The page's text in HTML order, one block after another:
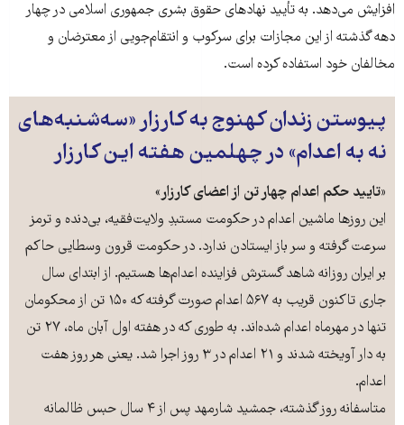
افزایش می‌دهد. به تأیید نهادهای حقوق بشری جمهوری اسلامی در چهار
دهه گذشته از این مجازات برای سرکوب و انتقام‌جویی از معترضان و
مخالفان خود استفاده کرده است.
پیوستن زندان کهنوج به کارزار «سه‌شنبه‌های‌
نه به اعدام» در چهلمین هفته این کارزار
«تایید حکم اعدام چهار تن از اعضای کارزار»
این روزها ماشین اعدام در حکومت مستبدِ ولایت‌فقیه، بی‌دنده و ترمز
سرعت گرفته و سر باز ایستادن ندارد. در حکومت قرون وسطایی حاکم
بر ایران روزانه شاهد گسترش فزاینده اعدام‌ها هستیم. از ابتدای سال
جاری تاکنون قریب به ۵۶۷ اعدام صورت گرفته که ۱۵۰ تن از محکومان
تنها در مهرماه اعدام شده‌اند. به طوری که در هفته اول آبان ماه، ۲۷ تن
به دار آویخته شدند و ۲۱ اعدام در ۳ روز اجرا شد. یعنی هر روز هفت
اعدام.
متاسفانه روز گذشته، جمشید شارمهد پس از ۴ سال حبس ظالمانه